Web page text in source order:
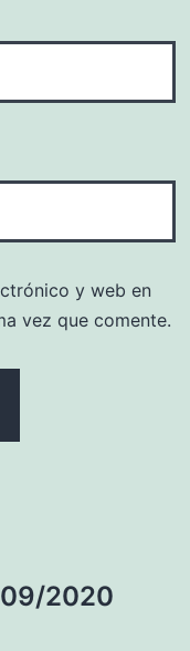
y web en
vez que comente.
2020